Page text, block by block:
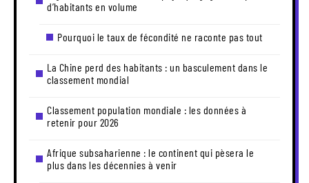
d’habitants en volume
Pourquoi le taux de fécondité ne raconte pas tout
La Chine perd des habitants : un basculement dans le
classement mondial
Classement population mondiale : les données à
retenir pour 2026
Afrique subsaharienne : le continent qui pèsera le
plus dans les décennies à venir